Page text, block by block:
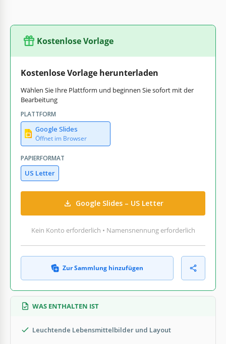
Kostenlose Vorlage
Kostenlose Vorlage herunterladen
Wählen Sie Ihre Plattform und beginnen Sie sofort mit der
Bearbeitung
PLATTFORM
Google Slides
Öffnet im Browser
PAPIERFORMAT
US Letter
Google Slides – US Letter
Kein Konto erforderlich • Namensnennung erforderlich
Zur Sammlung hinzufügen
WAS ENTHALTEN IST
Leuchtende Lebensmittelbilder und Layout